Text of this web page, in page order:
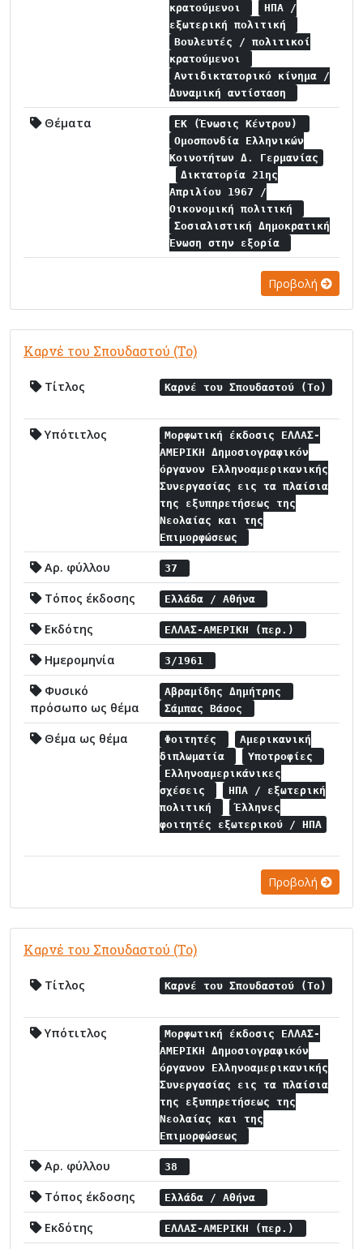
κρατούμενοι
ΗΠΑ /
εξωτερική πολιτική
Βουλευτές / πολιτικοί
κρατούμενοι
Αντιδικτατορικό κίνημα /
Δυναμική αντίσταση
Θέματα
ΕΚ (Ένωσις Κέντρου)
Ομοσπονδία Ελληνικών
Κοινοτήτων Δ. Γερμανίας
Δικτατορία 21ης
Απριλίου 1967 /
Οικονομική πολιτική
Σοσιαλιστική Δημοκρατική
Ένωση στην εξορία
Προβολή
Καρνέ του Σπουδαστού (Το)
Τίτλος Καρνέ του Σπουδαστού (Το)
Υπότιτλος
Μορφωτική έκδοσις ΕΛΛΑΣ-
ΑΜΕΡΙΚΗ Δημοσιογραφικόν
όργανον Ελληνοαμερικανικής
Συνεργασίας εις τα πλαίσια
της εξυπηρετήσεως της
Νεολαίας και της
Επιμορφώσεως
Αρ. φύλλου 37
Τόπος έκδοσης Ελλάδα / Αθήνα
Εκδότης ΕΛΛΑΣ-ΑΜΕΡΙΚΗ (περ.)
Ημερομηνία 3/1961
Φυσικό
πρόσωπο ως θέμα
Αβραμίδης Δημήτρης
Σάμπας Βάσος
Θέμα ως θέμα Φοιτητές
Αμερικανική
διπλωματία
Υποτροφίες
Ελληνοαμερικάνικες
σχέσεις
ΗΠΑ / εξωτερική
πολιτική
Έλληνες
φοιτητές εξωτερικού / ΗΠΑ
Προβολή
Καρνέ του Σπουδαστού (Το)
Τίτλος Καρνέ του Σπουδαστού (Το)
Υπότιτλος
Μορφωτική έκδοσις ΕΛΛΑΣ-
ΑΜΕΡΙΚΗ Δημοσιογραφικόν
όργανον Ελληνοαμερικανικής
Συνεργασίας εις τα πλαίσια
της εξυπηρετήσεως της
Νεολαίας και της
Επιμορφώσεως
Αρ. φύλλου 38
Τόπος έκδοσης Ελλάδα / Αθήνα
Εκδότης ΕΛΛΑΣ-ΑΜΕΡΙΚΗ (περ.)